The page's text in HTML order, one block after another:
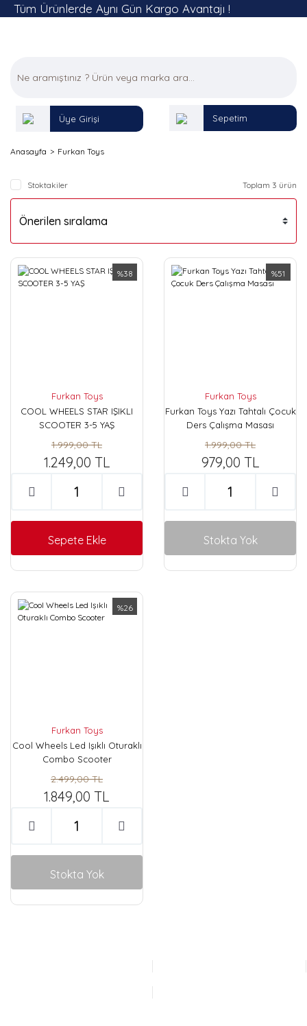
Tüm Ürünlerde Aynı Gün Kargo Avantajı !
Üye Girişi Sepetim
Anasayfa Furkan Toys
Stoktakiler Toplam 3 ürün
%38
Furkan Toys
COOL WHEELS STAR IŞIKLI
SCOOTER 3-5 YAŞ
1.999,00 TL
1.249,00 TL
Sepete Ekle
%51
Furkan Toys
Furkan Toys Yazı Tahtalı Çocuk
Ders Çalışma Masası
1.999,00 TL
979,00 TL
Stokta Yok
%26
Furkan Toys
Cool Wheels Led Işıklı Oturaklı
Combo Scooter
2.499,00 TL
1.849,00 TL
Stokta Yok